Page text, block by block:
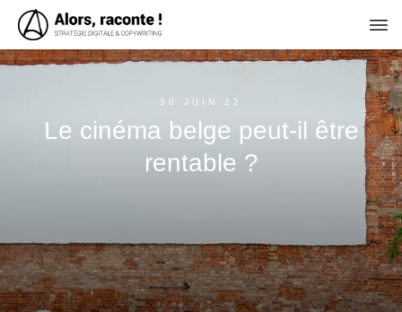
30 JUIN 22
Le cinéma belge peut-il être
rentable ?